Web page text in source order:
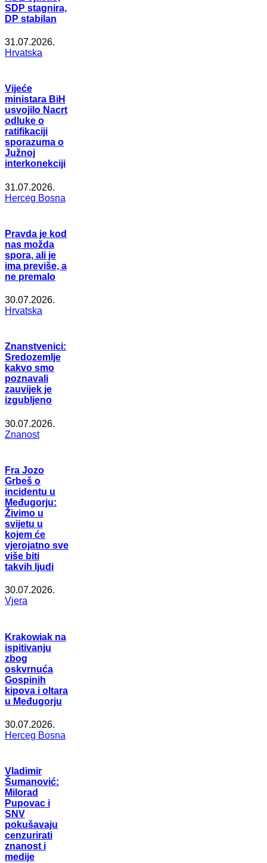
SDP stagnira,
DP stabilan
31.07.2026.
Hrvatska
Vijeće
ministara BiH
usvojilo Nacrt
odluke o
ratifikaciji
sporazuma o
Južnoj
interkonekciji
31.07.2026.
Herceg Bosna
Pravda je kod
nas možda
spora, ali je
ima previše, a
ne premalo
30.07.2026.
Hrvatska
Znanstvenici:
Sredozemlje
kakvo smo
poznavali
zauvijek je
izgubljeno
30.07.2026.
Znanost
Fra Jozo
Grbeš o
incidentu u
Međugorju:
Živimo u
svijetu u
kojem će
vjerojatno sve
više biti
takvih ljudi
30.07.2026.
Vjera
Krakowiak na
ispitivanju
zbog
oskvrnuća
Gospinih
kipova i oltara
u Međugorju
30.07.2026.
Herceg Bosna
Vladimir
Šumanović:
Milorad
Pupovac i
SNV
pokušavaju
cenzurirati
znanost i
medije